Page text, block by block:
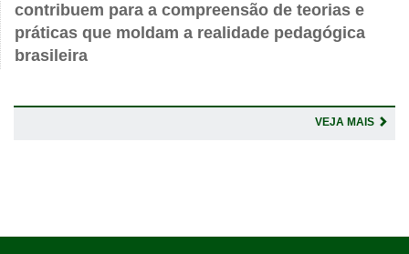
contribuem para a compreensão de teorias e
práticas que moldam a realidade pedagógica
brasileira
VEJA MAIS